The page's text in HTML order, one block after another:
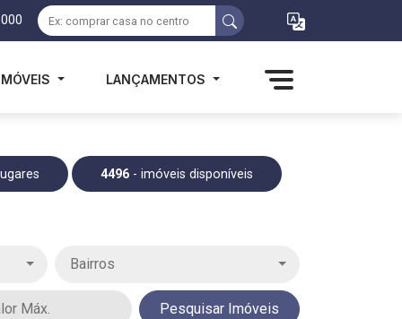
LANÇAMENTOS
4496 - imóveis disponíveis
Bairros
Pesquisar Imóveis